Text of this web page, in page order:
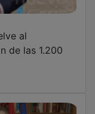
al
de las 1.200